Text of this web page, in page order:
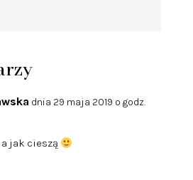
dnia 29 maja 2019 o godz.
a jak cieszą